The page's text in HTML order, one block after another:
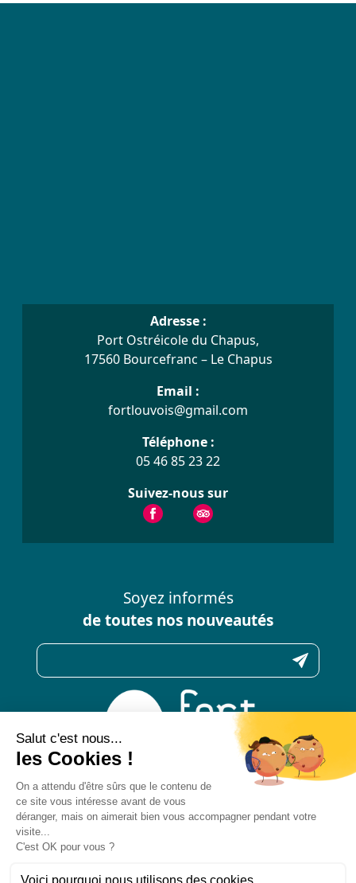
Adresse :
Port Ostréicole du Chapus,
17560 Bourcefranc – Le Chapus
Email :
fortlouvois@gmail.com
Téléphone :
05 46 85 23 22
Suivez-nous sur
Soyez informés
de toutes nos nouveautés
N’hésitez pas à nous contacter
Politique de confidentialité